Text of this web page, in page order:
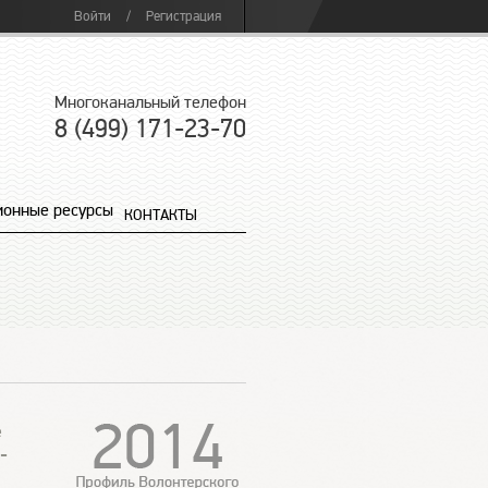
Войти / Регистрация
Многоканальный телефон
8 (499) 171-23-70
ресурсы КОНТАКТЫ